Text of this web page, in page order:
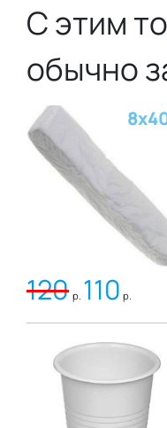
С этим
обычно
120 р. 110 р.